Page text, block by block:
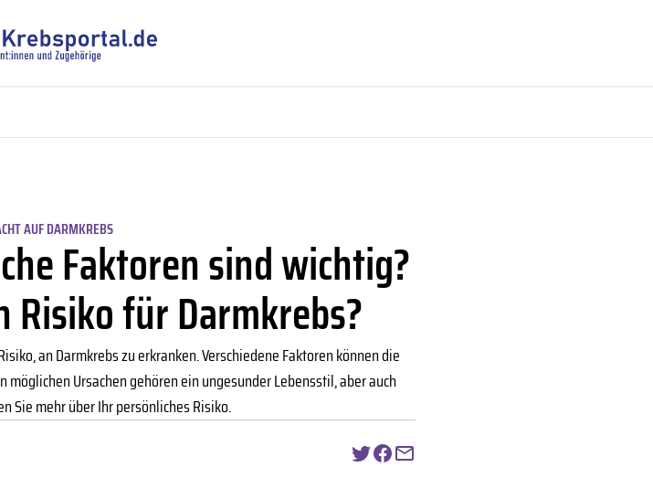
AUF DARMKREBS
Faktoren sind wichtig?
Risiko für Darmkrebs?
an Darmkrebs zu erkranken. Verschiedene Faktoren können die
Ursachen gehören ein ungesunder Lebensstil, aber auch
Sie mehr über Ihr persönliches Risiko.